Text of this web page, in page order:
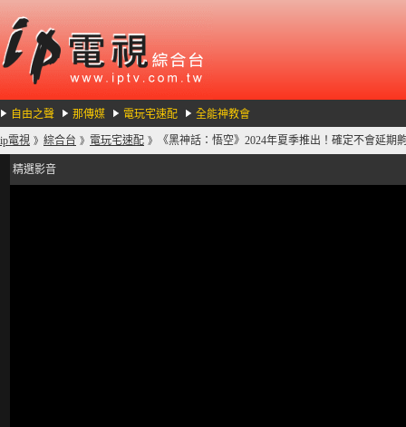
自由之聲 那傳媒 電玩宅速配 全能神教會
ip電視 》 綜合台 》 電玩宅速配 》 《黑神話：悟空》2024年夏季推出！確定不會延期
精選影音